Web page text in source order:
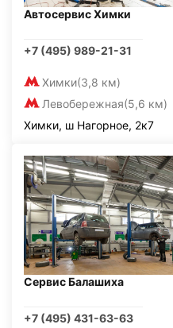
Автосервис Химки
+7 (495) 989-21-31
Химки(3,8 км)
Левобережная(5,6 км)
Химки, ш Нагорное, 2к7
Сервис Балашиха
+7 (495) 431-63-63